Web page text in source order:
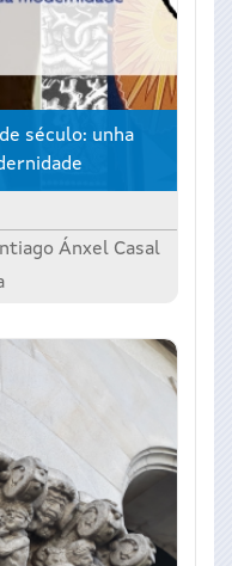
século: unha
Ánxel Casal